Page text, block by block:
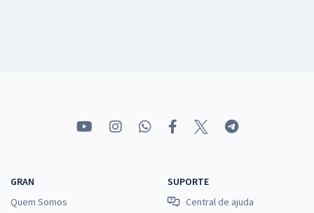
GRAN
Quem Somos
SUPORTE
Central de ajuda